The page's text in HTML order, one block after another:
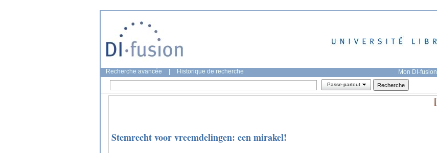
Recherche avancée Historique de recherche Mon DI-fusion
Passe-partout
Stemrecht voor vreemdelingen: een mirakel!